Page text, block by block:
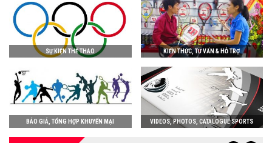
SỰ KIỆN THỂ THAO KIẾN THỨC, TƯ VẤN & HỖ TRỢ
BÁO GIÁ, TỔNG HỢP KHUYẾN MẠI VIDEOS, PHOTOS, CATALOGUE SPORTS